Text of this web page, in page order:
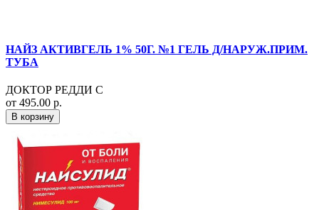
НАЙЗ АКТИВГЕЛЬ 1% 50Г. №1 ГЕЛЬ Д/НАРУЖ.ПРИМ.
ТУБА
ДОКТОР РЕДДИ С
от 495.00 р.
В корзину